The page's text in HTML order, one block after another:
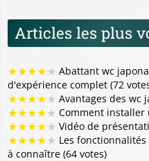
Articles les plus
★★★★★ Abattant wc
d'expérience complet (72
★★★★★ Avantages des wc
★★★★★ Comment installer
★★★★★ Vidéo de
★★★★★ Les
à connaître (64 votes)